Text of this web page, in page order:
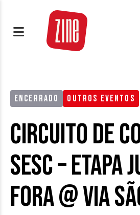
ENCERRADO OUTROS EVENTOS
Circuito de
Sesc – Etapa
Fora @ Via